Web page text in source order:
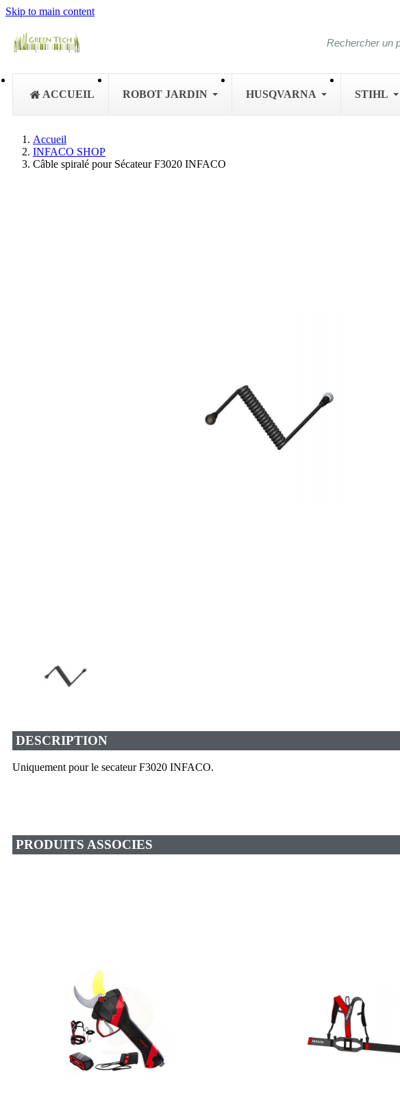
Skip to main content
ACCUEIL ROBOT JARDIN HUSQVARNA STIHL
Accueil
INFACO SHOP
Câble spiralé pour Sécateur F3020 INFACO
DESCRIPTION
Uniquement pour le secateur F3020 INFACO.
PRODUITS ASSOCIES